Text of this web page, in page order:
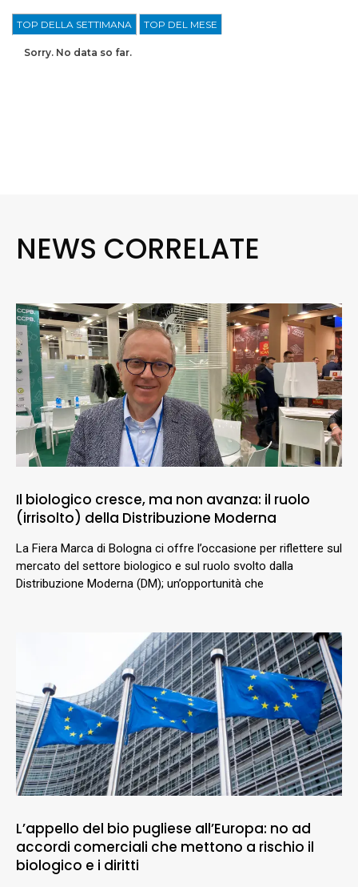
TOP DELLA SETTIMANA TOP DEL MESE
Sorry. No data so far.
NEWS CORRELATE
Il biologico cresce, ma non avanza: il ruolo
(irrisolto) della Distribuzione Moderna
La Fiera Marca di Bologna ci offre l’occasione per riflettere sul
mercato del settore biologico e sul ruolo svolto dalla
Distribuzione Moderna (DM); un’opportunità che
L’appello del bio pugliese all’Europa: no ad
accordi comerciali che mettono a rischio il
biologico e i diritti